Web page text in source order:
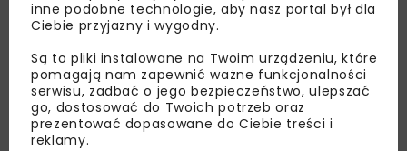
Lubisz wiedzieć więcej?
inne podobne technologie, aby nasz portal był dla
Ciebie przyjazny i wygodny.
Są to pliki instalowane na Twoim urządzeniu, które
pomagają nam zapewnić ważne funkcjonalności
serwisu, zadbać o jego bezpieczeństwo, ulepszać
go, dostosować do Twoich potrzeb oraz
prezentować dopasowane do Ciebie treści i
reklamy.